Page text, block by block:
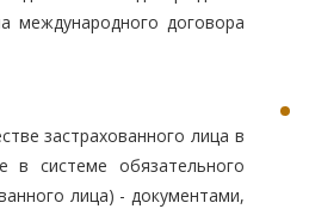
международного договора
застрахованного лица в
в системе обязательного
лица) - документами,